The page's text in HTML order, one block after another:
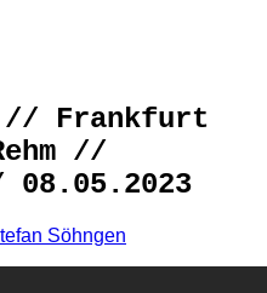
// Frankfurt
//
// 08.05.2023
Söhngen